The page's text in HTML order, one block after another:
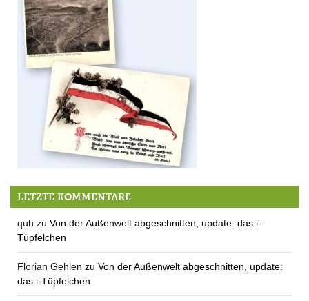
Berg im 1. Weltkreig
LETZTE KOMMENTARE
quh zu Von der Außenwelt abgeschnitten, update: das i-
Tüpfelchen
Florian Gehlen zu Von der Außenwelt abgeschnitten, update:
das i-Tüpfelchen